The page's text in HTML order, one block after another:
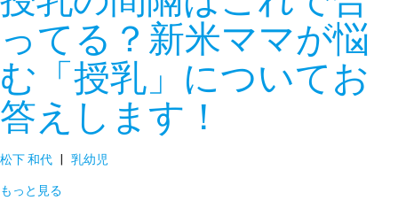
ってる？新米ママが悩
む「授乳」についてお
答えします！
松下 和代 | 乳幼児
もっと見る